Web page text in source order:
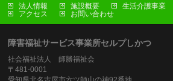
法人情報 施設概要 生活介護事業
アクセス
お問い合わせ
障害福祉サービス事業所セルプしかつ
社会福祉法人 師勝福祉会
〒481-0001